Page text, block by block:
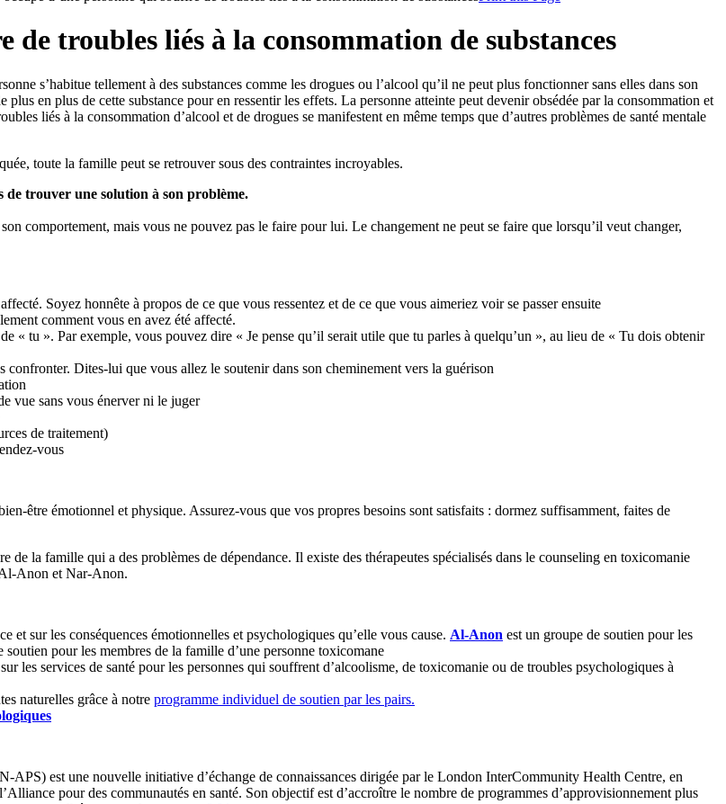
de troubles liés à la consommation de substances
s’habitue tellement à des substances comme les drogues ou l’alcool qu’il ne peut plus fonctionner sans elles dans son
en plus de cette substance pour en ressentir les effets. La personne atteinte peut devenir obsédée par la consommation et
liés à la consommation d’alcool et de drogues se manifestent en même temps que d’autres problèmes de santé mentale
toute la famille peut se retrouver sous des contraintes incroyables.
de trouver une solution à son problème.
comportement, mais vous ne pouvez pas le faire pour lui. Le changement ne peut se faire que lorsqu’il veut changer,
Soyez honnête à propos de ce que vous ressentez et de ce que vous aimeriez voir se passer ensuite
comment vous en avez été affecté.
« tu ». Par exemple, vous pouvez dire « Je pense qu’il serait utile que tu parles à quelqu’un », au lieu de « Tu dois obtenir
Dites-lui que vous allez le soutenir dans son cheminement vers la guérison
vue sans vous énerver ni le juger
de traitement)
vous
être émotionnel et physique. Assurez-vous que vos propres besoins sont satisfaits : dormez suffisamment, faites de
de la famille qui a des problèmes de dépendance. Il existe des thérapeutes spécialisés dans le counseling en toxicomanie
Al-Anon et Nar-Anon.
sur les conséquences émotionnelles et psychologiques qu’elle vous cause. Al-Anon est un groupe de soutien pour les
soutien pour les membres de la famille d’une personne toxicomane
les services de santé pour les personnes qui souffrent d’alcoolisme, de toxicomanie ou de troubles psychologiques à
naturelles grâce à notre programme individuel de soutien par les pairs.
APS) est une nouvelle initiative d’échange de connaissances dirigée par le London InterCommunity Health Centre, en
pour des communautés en santé. Son objectif est d’accroître le nombre de programmes d’approvisionnement plus